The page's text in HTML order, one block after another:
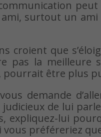
surtout un
croient que
pas la meilleure
pourrait être plus
demande
de lui
expliquez-lui
préféreriez